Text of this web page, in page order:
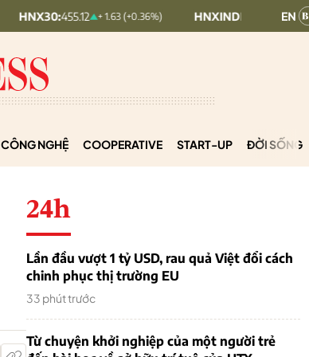
455.12 + 1.63 (+0.36%) HNXINDEX:293.44 + 0.25 (+0.09%)
CÔNG NGHỆ COOPERATIVE START-UP ĐỜI SỐNG
24h
Lần đầu vượt 1 tỷ USD, rau quả Việt đổi cách
chinh phục thị trường EU
33 phút trước
Từ chuyện khởi nghiệp của một người trẻ